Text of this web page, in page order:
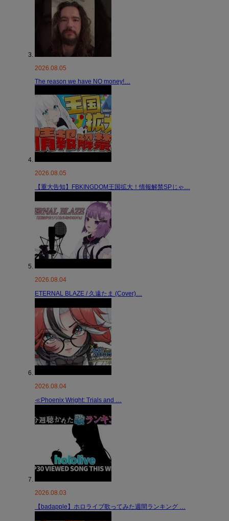
2026.08.05
The reason we have NO money!…
2026.08.05
【重大告知】FBKINGDOM王国拡大！情報解禁SPじゃ…
2026.08.04
ETERNAL BLAZE / 久遠たま (Cover)…
2026.08.04
≪Phoenix Wright: Trials and …
2026.08.03
【badapple】ホロライブ歌ってみた週間ランキング …